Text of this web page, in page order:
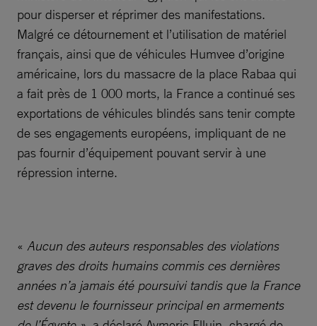
pour disperser et réprimer des manifestations.
Malgré ce détournement et l’utilisation de matériel
français, ainsi que de véhicules Humvee d’origine
américaine, lors du massacre de la place Rabaa qui
a fait près de 1 000 morts, la France a continué ses
exportations de véhicules blindés sans tenir compte
de ses engagements européens, impliquant de ne
pas fournir d’équipement pouvant servir à une
répression interne.
« Aucun des auteurs responsables des violations
graves des droits humains commis ces dernières
années n’a jamais été poursuivi tandis que la France
est devenu le fournisseur principal en armements